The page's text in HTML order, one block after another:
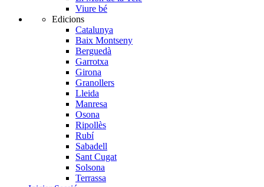
Viure bé
Edicions
Catalunya
Baix Montseny
Berguedà
Garrotxa
Girona
Granollers
Lleida
Manresa
Osona
Ripollès
Rubí
Sabadell
Sant Cugat
Solsona
Terrassa